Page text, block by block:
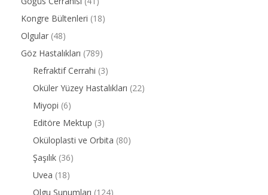
Kongre Bültenleri (18)
Olgular (48)
Göz Hastalıkları (789)
Refraktif Cerrahi (3)
Oküler Yüzey Hastalıkları (22)
Miyopi (6)
Editöre Mektup (3)
Oküloplasti ve Orbita (80)
Şaşılık (36)
Uvea (18)
Olgu Sunumları (124)